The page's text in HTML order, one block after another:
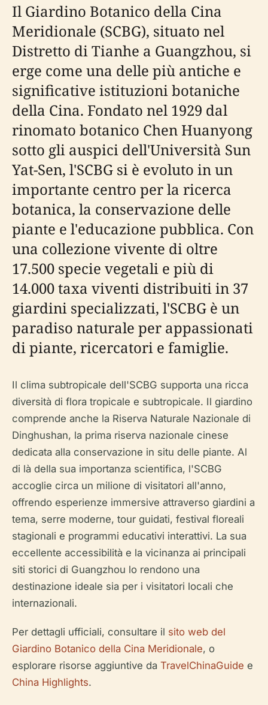
Il Giardino Botanico della Cina
Meridionale (SCBG), situato nel
Distretto di Tianhe a Guangzhou, si
erge come una delle più antiche e
significative istituzioni botaniche
della Cina. Fondato nel 1929 dal
rinomato botanico Chen Huanyong
sotto gli auspici dell'Università Sun
Yat-Sen, l'SCBG si è evoluto in un
importante centro per la ricerca
botanica, la conservazione delle
piante e l'educazione pubblica. Con
una collezione vivente di oltre
17.500 specie vegetali e più di
14.000 taxa viventi distribuiti in 37
giardini specializzati, l'SCBG è un
paradiso naturale per appassionati
di piante, ricercatori e famiglie.
Il clima subtropicale dell'SCBG supporta una ricca
diversità di flora tropicale e subtropicale. Il giardino
comprende anche la Riserva Naturale Nazionale di
Dinghushan, la prima riserva nazionale cinese
dedicata alla conservazione in situ delle piante. Al
di là della sua importanza scientifica, l'SCBG
accoglie circa un milione di visitatori all'anno,
offrendo esperienze immersive attraverso giardini a
tema, serre moderne, tour guidati, festival floreali
stagionali e programmi educativi interattivi. La sua
eccellente accessibilità e la vicinanza ai principali
siti storici di Guangzhou lo rendono una
destinazione ideale sia per i visitatori locali che
internazionali.
Per dettagli ufficiali, consultare il sito web del
Giardino Botanico della Cina Meridionale, o
esplorare risorse aggiuntive da TravelChinaGuide e
China Highlights.